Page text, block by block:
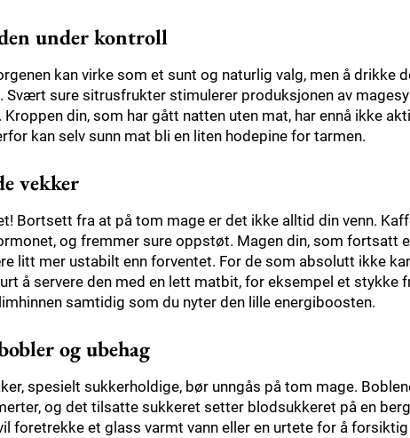
under kontroll
kan virke som et sunt og naturlig valg, men å drikke
Svært sure sitrusfrukter stimulerer produksjonen av
din, som har gått natten uten mat, har ennå ikke
kan selv sunn mat bli en liten hodepine for tarmen.
vekker
Bortsett fra at på tom mage er det ikke alltid din venn.
og fremmer sure oppstøt. Magen din, som fortsatt
litt mer ustabilt enn forventet. For de som absolutt ikke
å servere den med en lett matbit, for eksempel et stykke
samtidig som du nyter den lille energiboosten.
og ubehag
spesielt sukkerholdige, bør unngås på tom mage.
og det tilsatte sukkeret setter blodsukkeret på en
foretrekke et glass varmt vann eller en urtete for å